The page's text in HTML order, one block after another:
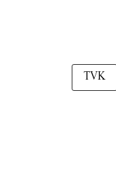
TVK